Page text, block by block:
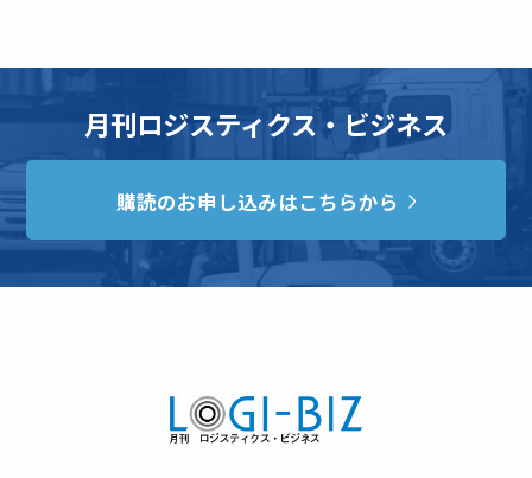
月刊ロジスティクス・ビジネス
購読のお申し込みはこちらから